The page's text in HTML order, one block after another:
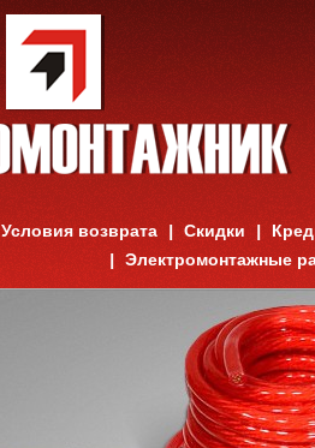
Условия возврата Скидки
Электромонтажные